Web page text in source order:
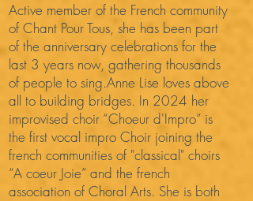
Active member of the French community
of Chant Pour Tous, she has been part
of the anniversary celebrations for the
last 3 years now, gathering thousands
of people to sing.Anne Lise loves above
all to building bridges. In 2024 her
improvised choir “Choeur d'Impro” is
the first vocal impro Choir joining the
french communities of "classical" choirs
“A coeur Joie” and the french
association of Choral Arts. She is both